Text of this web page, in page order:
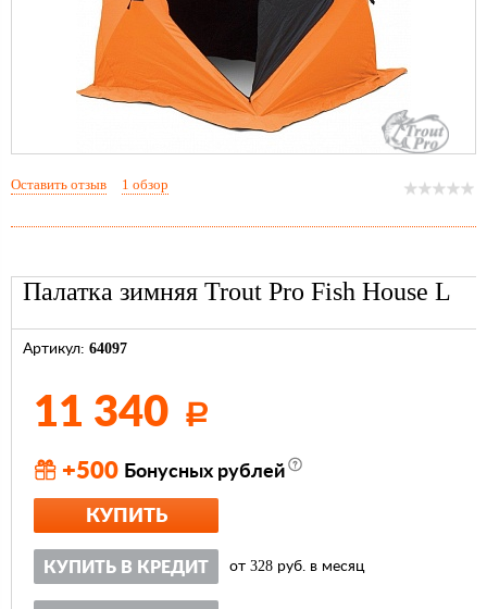
Палатка зимняя Trout Pro Fish House L
Артикул: 64097
11 340 Р
+500 Бонусных рублей
КУПИТЬ
КУПИТЬ В КРЕДИТ от 328 руб. в месяц
Оставить отзыв 1 обзор